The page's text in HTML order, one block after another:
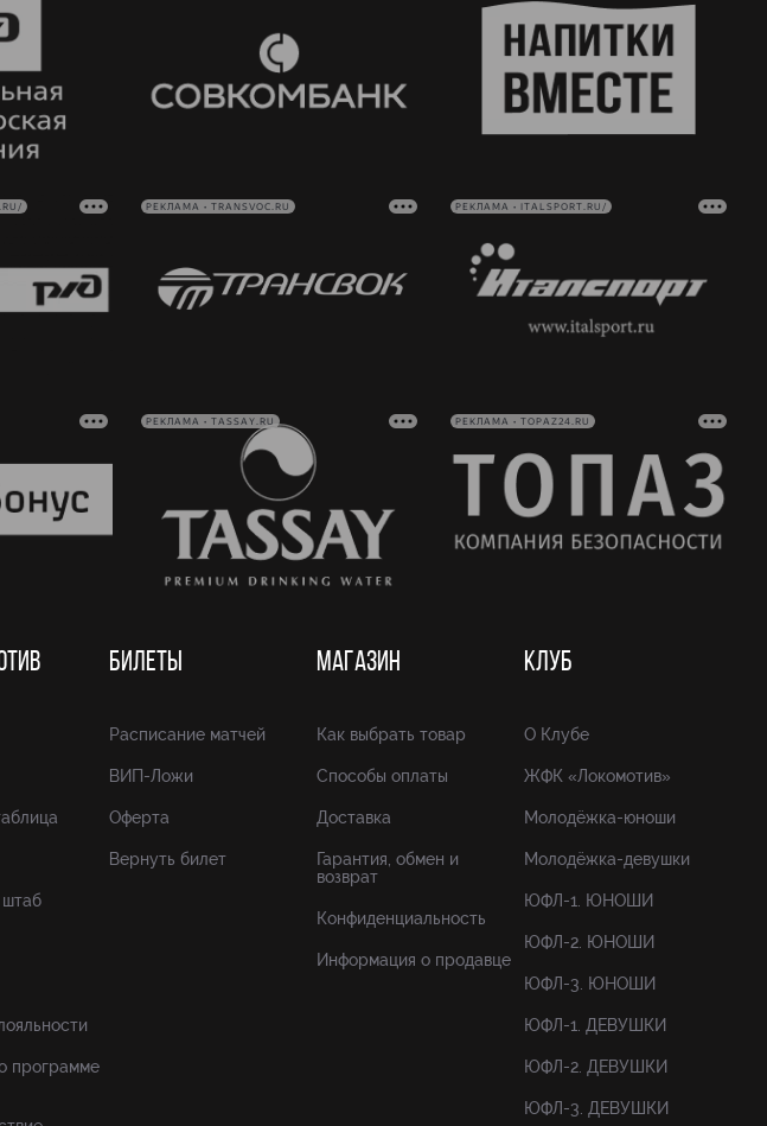
РЕКЛАМА • TRANSVOC.RU РЕКЛАМА • ITALSPORT.RU/
РЕКЛАМА • TASSAY.RU РЕКЛАМА • TOPAZ24.RU
программе
БИЛЕТЫ
Расписание матчей
ВИП-Ложи
Оферта
Вернуть билет
МАГАЗИН
Как выбрать товар
Способы оплаты
Доставка
Гарантия, обмен и
возврат
Конфиденциальность
Информация о продавце
КЛУБ
О Клубе
ЖФК «Локомотив»
Молодёжка-юноши
Молодёжка-девушки
ЮФЛ-1. ЮНОШИ
ЮФЛ-2. ЮНОШИ
ЮФЛ-3. ЮНОШИ
ЮФЛ-1. ДЕВУШКИ
ЮФЛ-2. ДЕВУШКИ
ЮФЛ-3. ДЕВУШКИ